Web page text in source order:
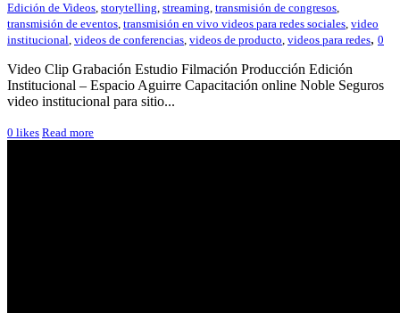
Edición de Videos, storytelling, streaming, transmisión de congresos,
transmisión de eventos, transmisión en vivo videos para redes sociales, video
institucional, videos de conferencias, videos de producto, videos para redes, 0
Video Clip Grabación Estudio Filmación Producción Edición
Institucional – Espacio Aguirre Capacitación online Noble Seguros
video institucional para sitio...
0 likes Read more